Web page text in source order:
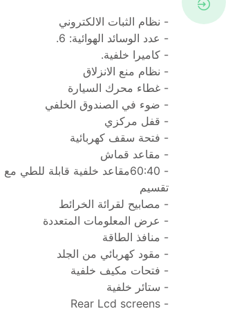
- ‎نظام الثبات الالكتروني
- غطاء محرك السيارة
- ضوء في الصندوق الخلفي
- قفل مركزي
- فتحة سقف كهربائية
- مقاعد قماش
تقسيم
- مصابيح لقرائة الخرائط
- عرض المعلومات المتعددة
- منافذ الطاقة
- مقود كهربائي من الجلد
- فتحات مكيف خلفية
- ستائر خلفية
- Rear Lcd screens